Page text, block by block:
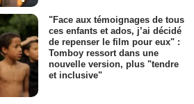
"Face aux témoignages de tous
ces enfants et ados, j’ai décidé
de repenser le film pour eux" :
Tomboy ressort dans une
nouvelle version, plus "tendre
et inclusive"